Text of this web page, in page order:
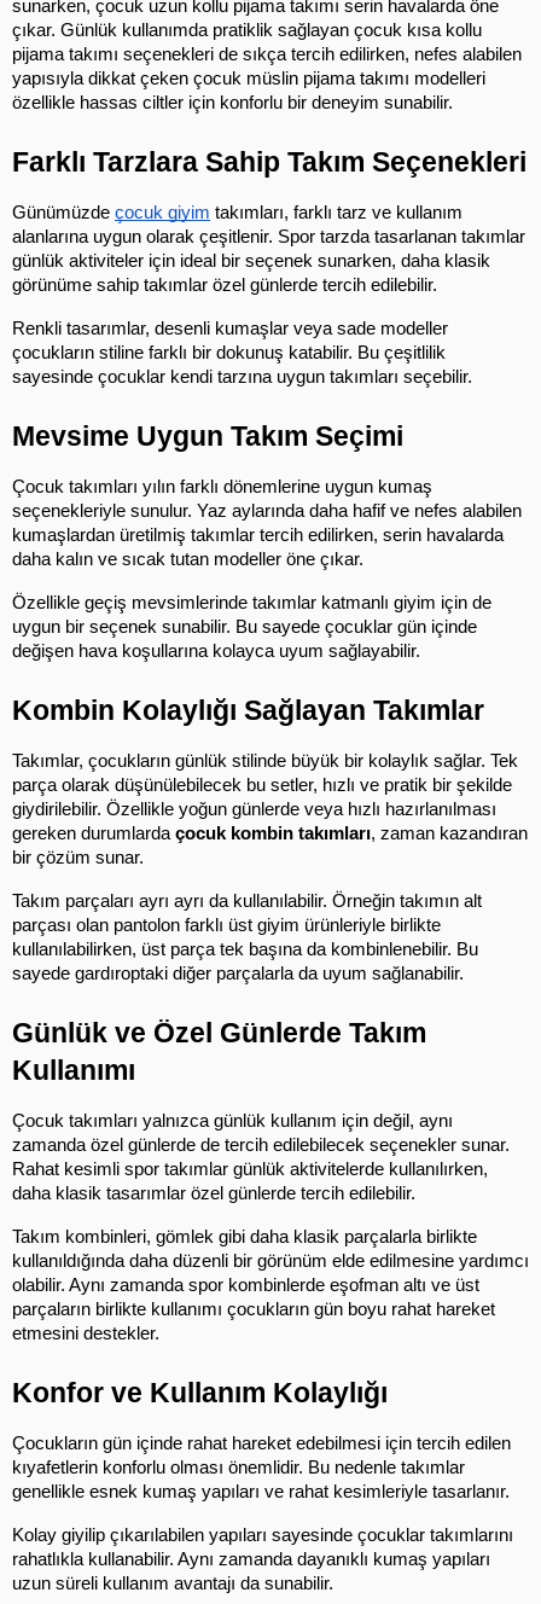
sunarken, çocuk uzun kollu pijama takımı serin havalarda öne
çıkar. Günlük kullanımda pratiklik sağlayan çocuk kısa kollu
pijama takımı seçenekleri de sıkça tercih edilirken, nefes alabilen
yapısıyla dikkat çeken çocuk müslin pijama takımı modelleri
özellikle hassas ciltler için konforlu bir deneyim sunabilir.
Farklı Tarzlara Sahip Takım Seçenekleri
Günümüzde çocuk giyim takımları, farklı tarz ve kullanım
alanlarına uygun olarak çeşitlenir. Spor tarzda tasarlanan takımlar
günlük aktiviteler için ideal bir seçenek sunarken, daha klasik
görünüme sahip takımlar özel günlerde tercih edilebilir.
Renkli tasarımlar, desenli kumaşlar veya sade modeller
çocukların stiline farklı bir dokunuş katabilir. Bu çeşitlilik
sayesinde çocuklar kendi tarzına uygun takımları seçebilir.
Mevsime Uygun Takım Seçimi
Çocuk takımları yılın farklı dönemlerine uygun kumaş
seçenekleriyle sunulur. Yaz aylarında daha hafif ve nefes alabilen
kumaşlardan üretilmiş takımlar tercih edilirken, serin havalarda
daha kalın ve sıcak tutan modeller öne çıkar.
Özellikle geçiş mevsimlerinde takımlar katmanlı giyim için de
uygun bir seçenek sunabilir. Bu sayede çocuklar gün içinde
değişen hava koşullarına kolayca uyum sağlayabilir.
Kombin Kolaylığı Sağlayan Takımlar
Takımlar, çocukların günlük stilinde büyük bir kolaylık sağlar. Tek
parça olarak düşünülebilecek bu setler, hızlı ve pratik bir şekilde
giydirilebilir. Özellikle yoğun günlerde veya hızlı hazırlanılması
gereken durumlarda çocuk kombin takımları, zaman kazandıran
bir çözüm sunar.
Takım parçaları ayrı ayrı da kullanılabilir. Örneğin takımın alt
parçası olan pantolon farklı üst giyim ürünleriyle birlikte
kullanılabilirken, üst parça tek başına da kombinlenebilir. Bu
sayede gardıroptaki diğer parçalarla da uyum sağlanabilir.
Günlük ve Özel Günlerde Takım
Kullanımı
Çocuk takımları yalnızca günlük kullanım için değil, aynı
zamanda özel günlerde de tercih edilebilecek seçenekler sunar.
Rahat kesimli spor takımlar günlük aktivitelerde kullanılırken,
daha klasik tasarımlar özel günlerde tercih edilebilir.
Takım kombinleri, gömlek gibi daha klasik parçalarla birlikte
kullanıldığında daha düzenli bir görünüm elde edilmesine yardımcı
olabilir. Aynı zamanda spor kombinlerde eşofman altı ve üst
parçaların birlikte kullanımı çocukların gün boyu rahat hareket
etmesini destekler.
Konfor ve Kullanım Kolaylığı
Çocukların gün içinde rahat hareket edebilmesi için tercih edilen
kıyafetlerin konforlu olması önemlidir. Bu nedenle takımlar
genellikle esnek kumaş yapıları ve rahat kesimleriyle tasarlanır.
Kolay giyilip çıkarılabilen yapıları sayesinde çocuklar takımlarını
rahatlıkla kullanabilir. Aynı zamanda dayanıklı kumaş yapıları
uzun süreli kullanım avantajı da sunabilir.